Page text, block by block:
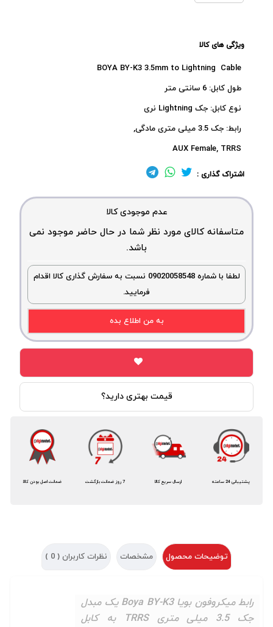
ویژگی های کالا
BOYA BY-K3 3.5mm to Lightning Cable
طول کابل: 6 سانتی متر
نوع کابل: جک Lightning نری
رابط: جک 3.5 میلی متری مادگی,
AUX Female, TRRS
اشتراک گذاری :
عدم موجودی کالا
متاسفانه کالای مورد نظر شما در حال حاضر موجود نمی
باشد.
لطفا با شماره 09020058548 نسبت به سفارش گذاری کالا اقدام
فرمایید.
به من اطلاع بده
قیمت بهتری دارید؟
ضمانت اصل بودن کالا 7 روز ضمانت بازگشت ارسال سریع کالا پشتیبانی 24 ساعته
توضیحات محصول مشخصات نظرات کاربران ( 0
)
رابط میکروفون بویا Boya BY-K3 یک مبدل
جک 3.5 میلی متری TRRS به کابل